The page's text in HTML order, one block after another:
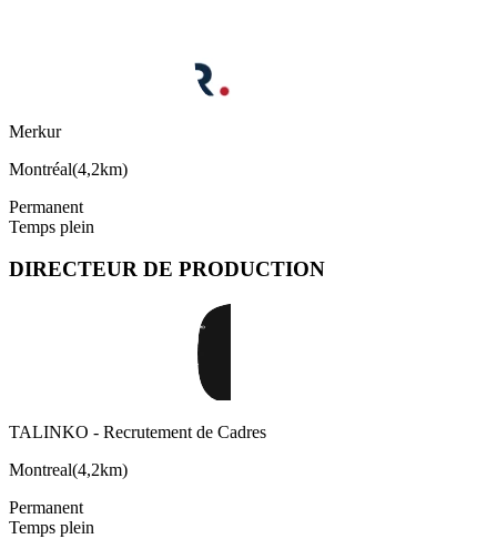
Merkur
Montréal(4,2km)
Permanent
Temps plein
DIRECTEUR DE PRODUCTION
TALINKO - Recrutement de Cadres
Montreal(4,2km)
Permanent
Temps plein